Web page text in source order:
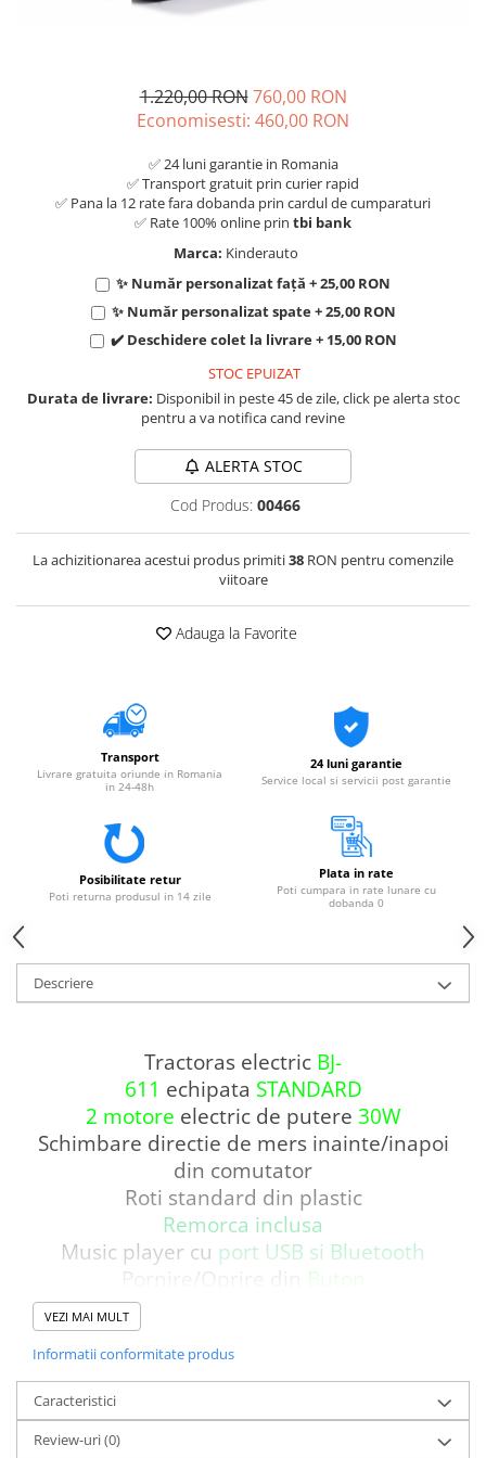
1.220,00 RON 760,00 RON
Economisesti: 460,00 RON
✅ 24 luni garantie in Romania
✅ Transport gratuit prin curier rapid
✅ Pana la 12 rate fara dobanda prin cardul de cumparaturi
✅ Rate 100% online prin tbi bank
Marca: Kinderauto
✨ Număr personalizat față + 25,00 RON
✨ Număr personalizat spate + 25,00 RON
✔️ Deschidere colet la livrare + 15,00 RON
STOC EPUIZAT
Durata de livrare: Disponibil in peste 45 de zile, click pe alerta stoc
pentru a va notifica cand revine
ALERTA STOC
Cod Produs: 00466
La achizitionarea acestui produs primiti38 RON pentru comenzile
viitoare
Adauga la Favorite
Transport
Livrare gratuita oriunde in Romania
in 24-48h
24 luni garantie
Service local si servicii post garantie
Posibilitate retur
Poti returna produsul in 14 zile
Plata in rate
Poti cumpara in rate lunare cu
dobanda 0
Descriere
Tractoras electric BJ-
611 echipata STANDARD
2 motore electric de putere 30W
Schimbare directie de mers inainte/inapoi
din comutator
Roti standard din plastic
Remorca inclusa
Music player cu port USB si Bluetooth
Pornire/Oprire din Buton
PornireLENTA
OprireLENTA
Echipata cuBATERIE 12V - 4.5 Ah
Produsul
includeINCARCATORsiTELECOMANDA
CONTROL PARENTAL
prin telecomanda de
VEZI MAI MULT
Informatii conformitate produs
Caracteristici
Review-uri(0)